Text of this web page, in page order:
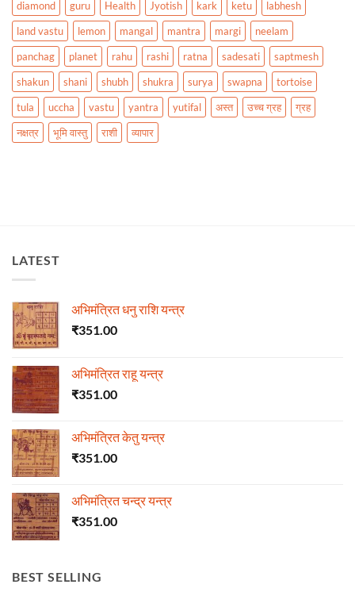
diamond guru Health Jyotish kark ketu
labhesh
land vastu
lemon mangal mantra margi
neelam
panchag
planet rahu rashi ratna sadesati
saptmesh
shakun
shani shubh shukra surya swapna
tortoise
tula
uccha vastu yantra yutifal अस्त उच्च ग्रह
ग्रह
नक्षत्र
भूमि वास्तु राशी व्यापार
LATEST
अभिमंत्रित धनु राशि यन्त्र
₹351.00
अभिमंत्रित राहू यन्त्र
₹351.00
अभिमंत्रित केतु यन्त्र
₹351.00
अभिमंत्रित चन्द्र यन्त्र
₹351.00
BEST SELLING